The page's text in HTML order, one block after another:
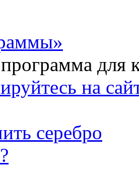
для
на
серебро